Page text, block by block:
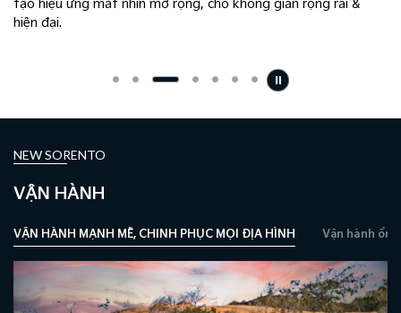
tạo hiệu ứng mắt nhìn mở rộng, cho không gian rộng rãi &
hiện đại.
NEW SORENTO
VẬN HÀNH
VẬN HÀNH MẠNH MẼ, CHINH PHỤC MỌI ĐỊA HÌNH Vận hành ổn